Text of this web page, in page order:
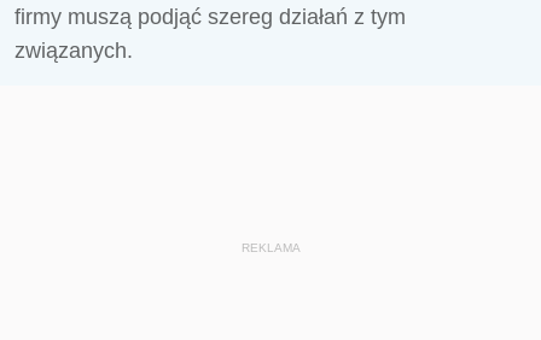
firmy muszą podjąć szereg działań z tym
związanych.
REKLAMA